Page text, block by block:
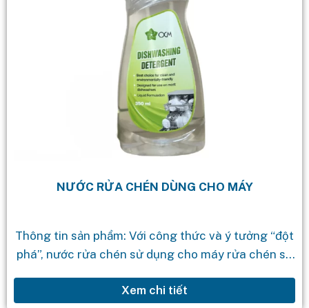
NƯỚC RỬA CHÉN DÙNG CHO MÁY
Thông tin sản phẩm: Với công thức và ý tưởng “đột
phá”, nước rửa chén sử dụng cho máy rửa chén sử
Xem chi tiết